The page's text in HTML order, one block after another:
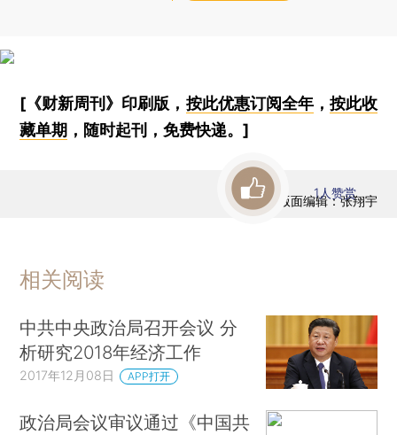
[《财新周刊》印刷版， 按此优惠订阅全年， 按此收
藏单期 ，随时起刊，免费快递。]
版面编辑：张翔宇
1人赞赏
相关阅读
中共中央政治局召开会议 分
析研究2018年经济工作
2017年12月08日 APP打开
政治局会议审议通过《中国共